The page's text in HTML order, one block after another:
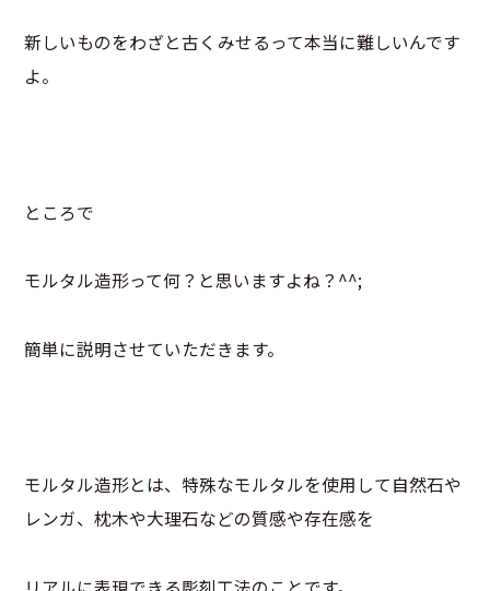
新しいものをわざと古くみせるって本当に難しいんです
よ。
ところで
モルタル造形って何？と思いますよね？^^;
簡単に説明させていただきます。
モルタル造形とは、特殊なモルタルを使用して自然石や
レンガ、枕木や大理石などの質感や存在感を